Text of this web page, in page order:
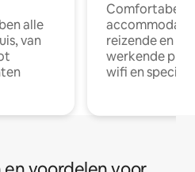
alle
van
Comfortabele
reizende en
werkende
wifi en